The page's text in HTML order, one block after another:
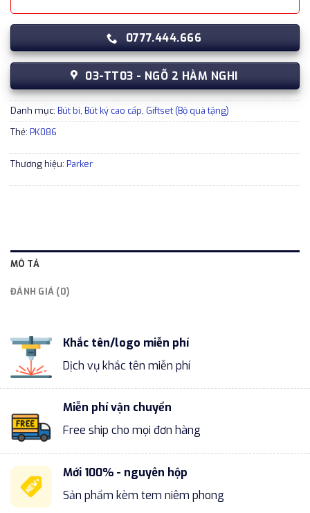
0777.444.666
03-TT03 - NGÕ 2 HÀM NGHI
Danh mục: Bút bi, Bút ký cao cấp, Giftset (Bộ quà tặng)
Thẻ: PK086
Thương hiệu: Parker
MÔ TẢ
ĐÁNH GIÁ (0)
Khắc tên/logo miễn phí
Dịch vụ khắc tên miễn phí
Miễn phí vận chuyển
Free ship cho mọi đơn hàng
Mới 100% - nguyên hộp
Sản phẩm kèm tem niêm phong